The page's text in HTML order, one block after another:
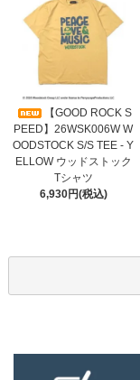
【GOOD ROCK S
PEED】26WSK006W W
OODSTOCK S/S TEE - Y
ELLOW ウッドストック
Tシャツ
6,930円(税込)